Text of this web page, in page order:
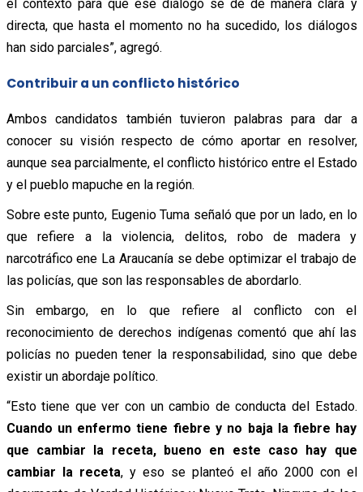
el contexto para que ese diálogo se dé de manera clara y
directa, que hasta el momento no ha sucedido, los diálogos
han sido parciales”, agregó.
Contribuir a un conflicto histórico
Ambos candidatos también tuvieron palabras para dar a
conocer su visión respecto de cómo aportar en resolver,
aunque sea parcialmente, el conflicto histórico entre el Estado
y el pueblo mapuche en la región.
Sobre este punto, Eugenio Tuma señaló que por un lado, en lo
que refiere a la violencia, delitos, robo de madera y
narcotráfico ene La Araucanía se debe optimizar el trabajo de
las policías, que son las responsables de abordarlo.
Sin embargo, en lo que refiere al conflicto con el
reconocimiento de derechos indígenas comentó que ahí las
policías no pueden tener la responsabilidad, sino que debe
existir un abordaje político.
“Esto tiene que ver con un cambio de conducta del Estado.
Cuando un enfermo tiene fiebre y no baja la fiebre hay
que cambiar la receta, bueno en este caso hay que
cambiar la receta, y eso se planteó el año 2000 con el